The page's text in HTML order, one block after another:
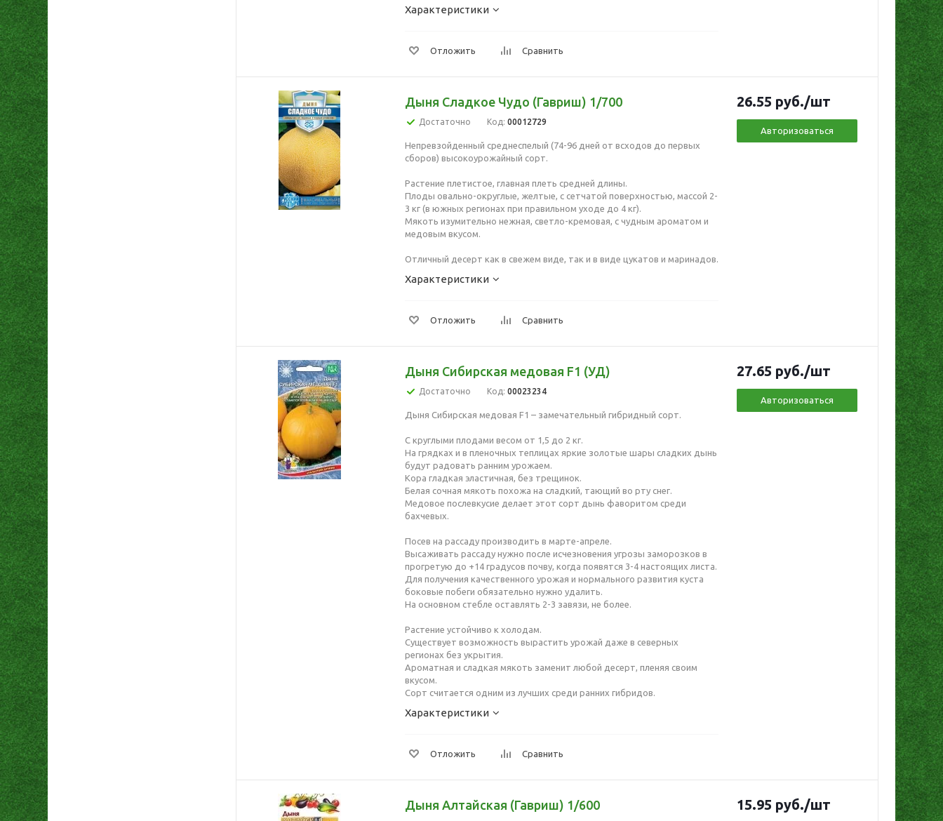
Характеристики
Отложить Сравнить
Дыня Сладкое Чудо (Гавриш) 1/700
Достаточно Код: 00012729
Непревзойденный среднеспелый (74-96 дней от всходов до первых
сборов) высокоурожайный сорт.
Растение плетистое, главная плеть средней длины.
Плоды овально-округлые, желтые, с сетчатой поверхностью, массой 2-
3 кг (в южных регионах при правильном уходе до 4 кг).
Мякоть изумительно нежная, светло-кремовая, с чудным ароматом и
медовым вкусом.
Отличный десерт как в свежем виде, так и в виде цукатов и маринадов.
Характеристики
Отложить Сравнить
26.55 руб./шт
Авторизоваться
Дыня Сибирская медовая F1 (УД)
Достаточно Код: 00023234
Дыня Сибирская медовая F1 – замечательный гибридный сорт.
С круглыми плодами весом от 1,5 до 2 кг.
На грядках и в пленочных теплицах яркие золотые шары сладких дынь
будут радовать ранним урожаем.
Кора гладкая эластичная, без трещинок.
Белая сочная мякоть похожа на сладкий, тающий во рту снег.
Медовое послевкусие делает этот сорт дынь фаворитом среди
бахчевых.
Посев на рассаду производить в марте-апреле.
Высаживать рассаду нужно после исчезновения угрозы заморозков в
прогретую до +14 градусов почву, когда появятся 3-4 настоящих листа.
Для получения качественного урожая и нормального развития куста
боковые побеги обязательно нужно удалить.
На основном стебле оставлять 2-3 завязи, не более.
Растение устойчиво к холодам.
Существует возможность вырастить урожай даже в северных
регионах без укрытия.
Ароматная и сладкая мякоть заменит любой десерт, пленяя своим
вкусом.
Сорт считается одним из лучших среди ранних гибридов.
Характеристики
Отложить Сравнить
27.65 руб./шт
Авторизоваться
Дыня Алтайская (Гавриш) 1/600 15.95 руб./шт